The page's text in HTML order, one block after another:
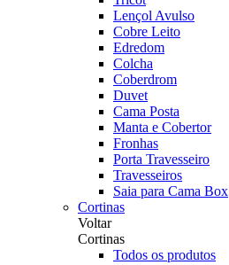
Lençol Avulso
Cobre Leito
Edredom
Colcha
Coberdrom
Duvet
Cama Posta
Manta e Cobertor
Fronhas
Porta Travesseiro
Travesseiros
Saia para Cama Box
Cortinas
Voltar
Cortinas
Todos os produtos